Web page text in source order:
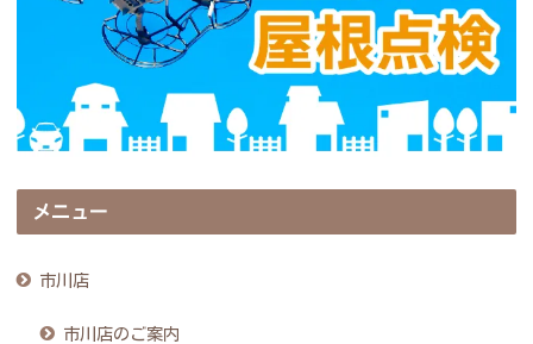
メニュー
市川店
市川店のご案内